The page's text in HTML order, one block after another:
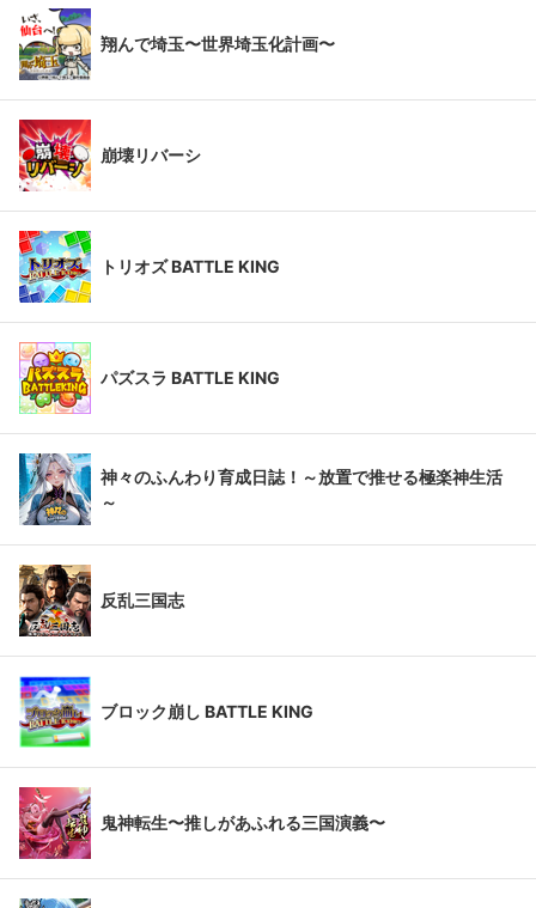
翔んで埼玉〜世界埼玉化計画〜
崩壊リバーシ
トリオズ BATTLE KING
パズスラ BATTLE KING
神々のふんわり育成日誌！～放置で推せる極楽神生活
～
反乱三国志
ブロック崩し BATTLE KING
鬼神転生〜推しがあふれる三国演義〜